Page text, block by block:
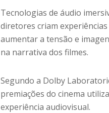
Tecnologias de áudio
diretores criam
aumentar a tensão e
na narrativa dos filmes.
Segundo a Dolby
premiações do cinema
experiência audiovisual.